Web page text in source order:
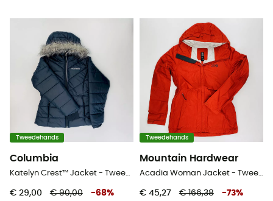
Tweedehands
Columbia
Katelyn Crest™ Jacket - Tweedehands Donsjack - Kinderen - Zwart - S
€ 29,00 € 90,00 -68%
Tweedehands
Mountain Hardwear
Acadia Woman Jacket - Tweedehands Regenjas - Dames - Rood - XS
€ 45,27 € 166,38 -73%